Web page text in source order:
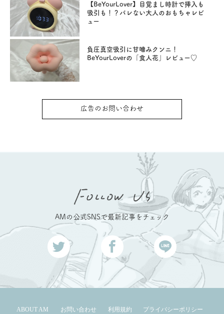
【BeYourLover】目覚まし時計で挿入も
吸引も！？バレない大人のおもちゃレビ
ュー
負圧真空吸引に甘噛みクンニ！
BeYourLoverの「食人花」レビュー♡
広告のお問い合わせ
AMの公式SNSで最新記事をチェック
ABOUT AM お問い合わせ 利用規約
プライバシーポリシー